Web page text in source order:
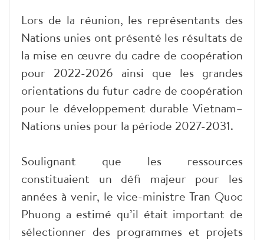
Lors de la réunion, les représentants des
Nations unies ont présenté les résultats de
la mise en œuvre du cadre de coopération
pour 2022-2026 ainsi que les grandes
orientations du futur cadre de coopération
pour le développement durable Vietnam–
Nations unies pour la période 2027-2031.
Soulignant que les ressources
constituaient un défi majeur pour les
années à venir, le vice-ministre Tran Quoc
Phuong a estimé qu’il était important de
sélectionner des programmes et projets